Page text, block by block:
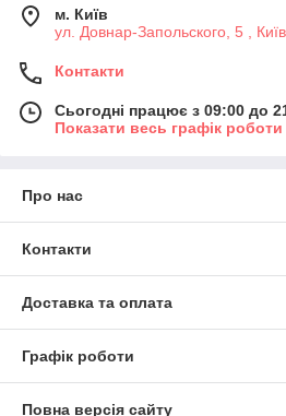
м. Київ
ул. Довнар-Запольского, 5 ,
Контакти
Сьогодні працює з 09:00 до
Показати весь графік роботи
Про нас
Контакти
Доставка та оплата
Графік роботи
Повна версія сайту